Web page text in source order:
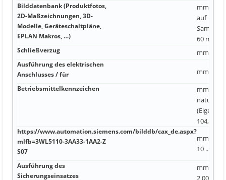
Bilddatenbank (Produktfotos,
2D-Maßzeichnungen, 3D-
Modelle, Geräteschaltpläne,
EPLAN Makros, …)
mm Zum
auf
60 mm
Schließverzug mm 12
Ausführung des elektrischen
Anschlusses / für
mm
Betriebsmittelkennzeichen
mm² -25
104,5 mm
https://www.automation.siemens.com/bilddb/cax_de.aspx?
mlfb=3WL5110-3AA33-1AA2-Z
S07
mm² -40
10 ... 15
Ausführung des
Sicherungseinsatzes
mm²
2 000 1/h